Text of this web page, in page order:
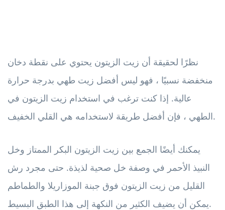
نظرًا لحقيقة أن زيت الزيتون يحتوي على نقطة دخان
منخفضة نسبيًا ، فهو ليس أفضل زيت طهي بدرجة حرارة
عالية. إذا كنت ترغب في استخدام زيت الزيتون في
الطهي ، فإن أفضل طريقة لاستخدامه هي القلي الخفيف.
يمكنك أيضًا الجمع بين زيت الزيتون البكر الممتاز وخل
النبيذ الأحمر في وصفة خل صحية لذيذة. حتى مجرد رش
القليل من زيت الزيتون فوق جبنة الموزاريلا والطماطم
يمكن أن يضيف الكثير من النكهة إلى هذا الطبق البسيط.